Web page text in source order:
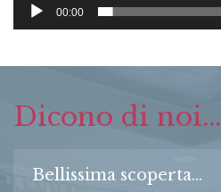
00:00
Dicono di noi...
Bellissima scoperta...